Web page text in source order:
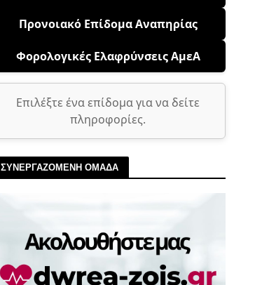
Προνοιακό Επίδομα Αναπηρίας
Φορολογικές Ελαφρύνσεις ΑμεΑ
Επιλέξτε ένα επίδομα για να δείτε
πληροφορίες.
ΣΥΝΕΡΓΑΖΟΜΕΝΗ ΟΜΑΔΑ